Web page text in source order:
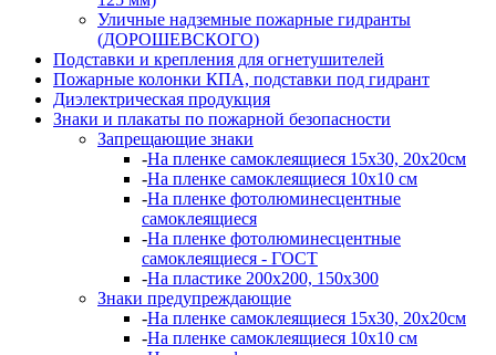
Уличные надземные пожарные гидранты
(ДОРОШЕВСКОГО)
Подставки и крепления для огнетушителей
Пожарные колонки КПА, подставки под гидрант
Диэлектрическая продукция
Знаки и плакаты по пожарной безопасности
Запрещающие знаки
-На пленке самоклеящиеся 15х30, 20х20см
-На пленке самоклеящиеся 10х10 см
-На пленке фотолюминесцентные
самоклеящиеся
-На пленке фотолюминесцентные
самоклеящиеся - ГОСТ
-На пластике 200х200, 150х300
Знаки предупреждающие
-На пленке самоклеящиеся 15х30, 20х20см
-На пленке самоклеящиеся 10х10 см